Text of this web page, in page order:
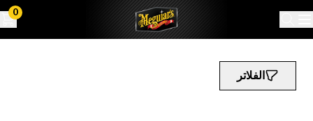
0
الفلاتر